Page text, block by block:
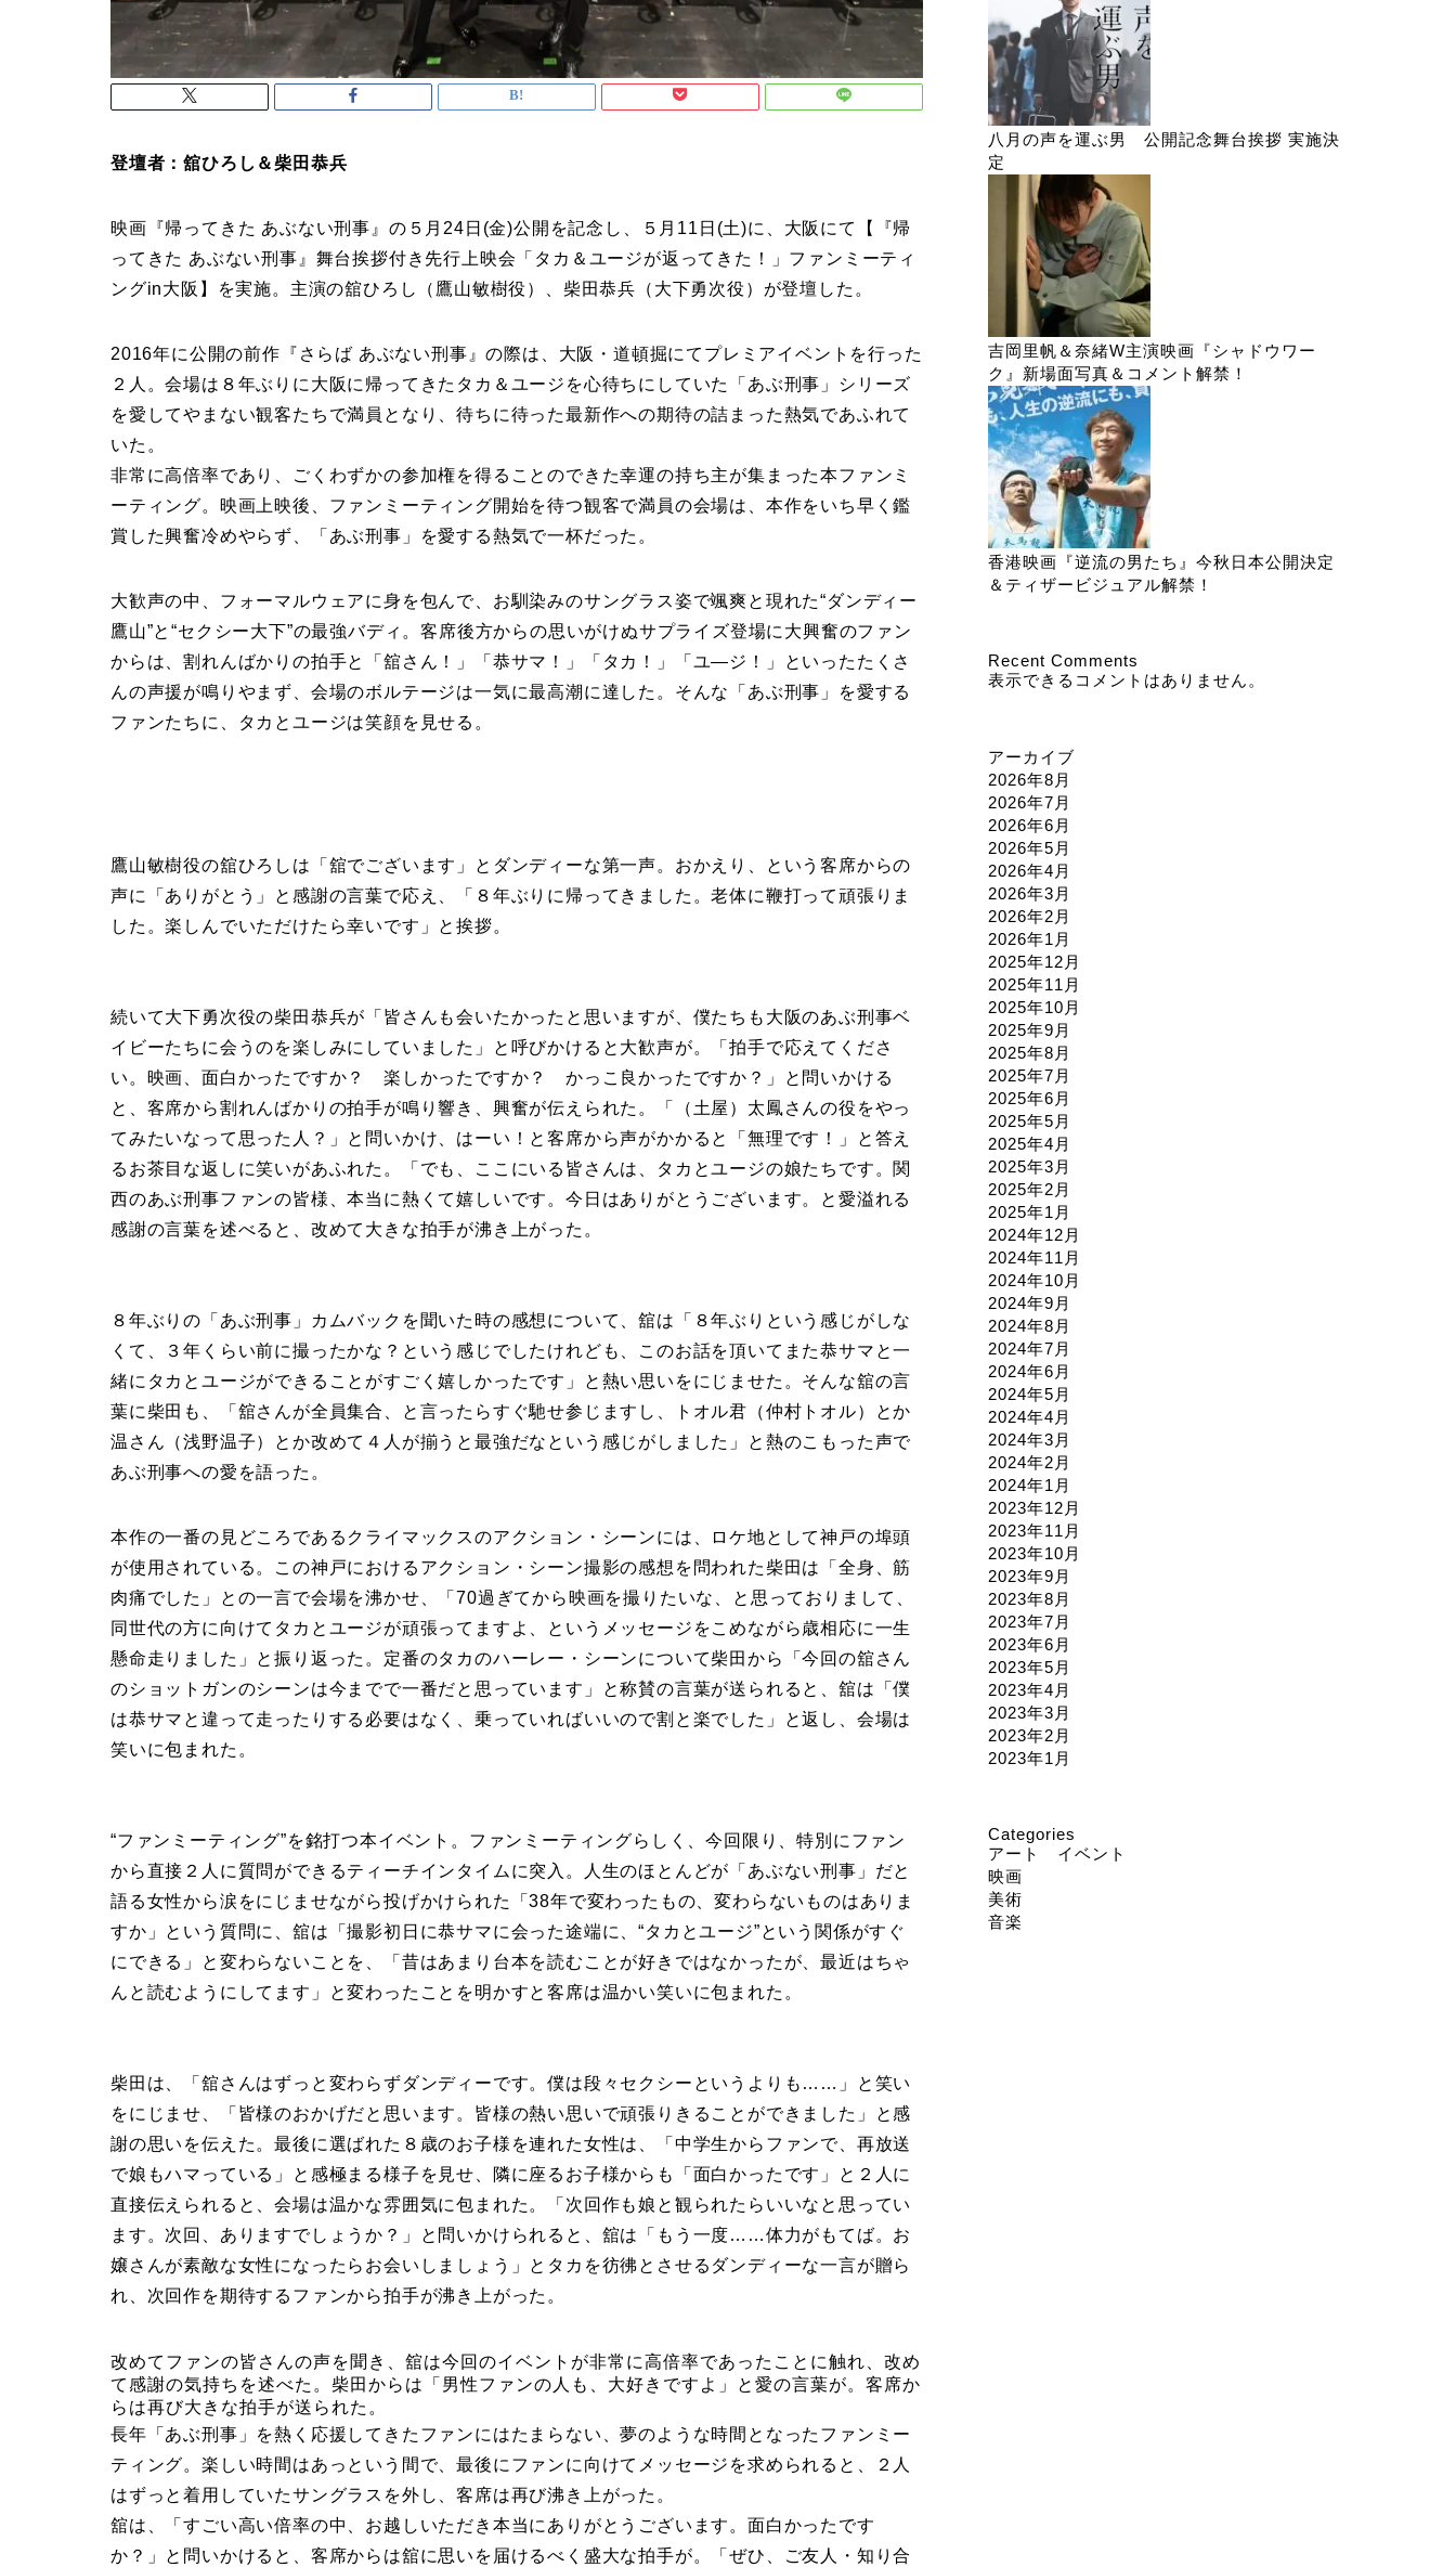
登壇者：舘ひろし＆柴田恭兵
映画『帰ってきた あぶない刑事』の５月24日(金)公開を記念し、５月11日(土)に、大阪にて【『帰
ってきた あぶない刑事』舞台挨拶付き先行上映会「タカ＆ユージが返ってきた！」ファンミーティ
ングin大阪】を実施。主演の舘ひろし（鷹山敏樹役）、柴田恭兵（大下勇次役）が登壇した。
2016年に公開の前作『さらば あぶない刑事』の際は、大阪・道頓掘にてプレミアイベントを行った
２人。会場は８年ぶりに大阪に帰ってきたタカ＆ユージを心待ちにしていた「あぶ刑事」シリーズ
を愛してやまない観客たちで満員となり、待ちに待った最新作への期待の詰まった熱気であふれて
いた。
非常に高倍率であり、ごくわずかの参加権を得ることのできた幸運の持ち主が集まった本ファンミ
ーティング。映画上映後、ファンミーティング開始を待つ観客で満員の会場は、本作をいち早く鑑
賞した興奮冷めやらず、「あぶ刑事」を愛する熱気で一杯だった。
大歓声の中、フォーマルウェアに身を包んで、お馴染みのサングラス姿で颯爽と現れた“ダンディー
鷹山”と“セクシー大下”の最強バディ。客席後方からの思いがけぬサプライズ登場に大興奮のファン
からは、割れんばかりの拍手と「舘さん！」「恭サマ！」「タカ！」「ユ―ジ！」といったたくさ
んの声援が鳴りやまず、会場のボルテージは一気に最高潮に達した。そんな「あぶ刑事」を愛する
ファンたちに、タカとユージは笑顔を見せる。
鷹山敏樹役の舘ひろしは「舘でございます」とダンディーな第一声。おかえり、という客席からの
声に「ありがとう」と感謝の言葉で応え、「８年ぶりに帰ってきました。老体に鞭打って頑張りま
した。楽しんでいただけたら幸いです」と挨拶。
続いて大下勇次役の柴田恭兵が「皆さんも会いたかったと思いますが、僕たちも大阪のあぶ刑事ベ
イビーたちに会うのを楽しみにしていました」と呼びかけると大歓声が。「拍手で応えてくださ
い。映画、面白かったですか？ 楽しかったですか？ かっこ良かったですか？」と問いかける
と、客席から割れんばかりの拍手が鳴り響き、興奮が伝えられた。「（土屋）太鳳さんの役をやっ
てみたいなって思った人？」と問いかけ、はーい！と客席から声がかかると「無理です！」と答え
るお茶目な返しに笑いがあふれた。「でも、ここにいる皆さんは、タカとユージの娘たちです。関
西のあぶ刑事ファンの皆様、本当に熱くて嬉しいです。今日はありがとうございます。と愛溢れる
感謝の言葉を述べると、改めて大きな拍手が沸き上がった。
８年ぶりの「あぶ刑事」カムバックを聞いた時の感想について、舘は「８年ぶりという感じがしな
くて、３年くらい前に撮ったかな？という感じでしたけれども、このお話を頂いてまた恭サマと一
緒にタカとユージができることがすごく嬉しかったです」と熱い思いをにじませた。そんな舘の言
葉に柴田も、「舘さんが全員集合、と言ったらすぐ馳せ参じますし、トオル君（仲村トオル）とか
温さん（浅野温子）とか改めて４人が揃うと最強だなという感じがしました」と熱のこもった声で
あぶ刑事への愛を語った。
本作の一番の見どころであるクライマックスのアクション・シーンには、ロケ地として神戸の埠頭
が使用されている。この神戸におけるアクション・シーン撮影の感想を問われた柴田は「全身、筋
肉痛でした」との一言で会場を沸かせ、「70過ぎてから映画を撮りたいな、と思っておりまして、
同世代の方に向けてタカとユージが頑張ってますよ、というメッセージをこめながら歳相応に一生
懸命走りました」と振り返った。定番のタカのハーレー・シーンについて柴田から「今回の舘さん
のショットガンのシーンは今までで一番だと思っています」と称賛の言葉が送られると、舘は「僕
は恭サマと違って走ったりする必要はなく、乗っていればいいので割と楽でした」と返し、会場は
笑いに包まれた。
“ファンミーティング”を銘打つ本イベント。ファンミーティングらしく、今回限り、特別にファン
から直接２人に質問ができるティーチインタイムに突入。人生のほとんどが「あぶない刑事」だと
語る女性から涙をにじませながら投げかけられた「38年で変わったもの、変わらないものはありま
すか」という質問に、舘は「撮影初日に恭サマに会った途端に、“タカとユージ”という関係がすぐ
にできる」と変わらないことを、「昔はあまり台本を読むことが好きではなかったが、最近はちゃ
んと読むようにしてます」と変わったことを明かすと客席は温かい笑いに包まれた。
柴田は、「舘さんはずっと変わらずダンディーです。僕は段々セクシーというよりも……」と笑い
をにじませ、「皆様のおかげだと思います。皆様の熱い思いで頑張りきることができました」と感
謝の思いを伝えた。最後に選ばれた８歳のお子様を連れた女性は、「中学生からファンで、再放送
で娘もハマっている」と感極まる様子を見せ、隣に座るお子様からも「面白かったです」と２人に
直接伝えられると、会場は温かな雰囲気に包まれた。「次回作も娘と観られたらいいなと思ってい
ます。次回、ありますでしょうか？」と問いかけられると、舘は「もう一度……体力がもてば。お
嬢さんが素敵な女性になったらお会いしましょう」とタカを彷彿とさせるダンディーな一言が贈ら
れ、次回作を期待するファンから拍手が沸き上がった。
改めてファンの皆さんの声を聞き、舘は今回のイベントが非常に高倍率であったことに触れ、改め
て感謝の気持ちを述べた。柴田からは「男性ファンの人も、大好きですよ」と愛の言葉が。客席か
らは再び大きな拍手が送られた。
長年「あぶ刑事」を熱く応援してきたファンにはたまらない、夢のような時間となったファンミー
ティング。楽しい時間はあっという間で、最後にファンに向けてメッセージを求められると、２人
はずっと着用していたサングラスを外し、客席は再び沸き上がった。
舘は、「すごい高い倍率の中、お越しいただき本当にありがとうございます。面白かったです
か？」と問いかけると、客席からは舘に思いを届けるべく盛大な拍手が。「ぜひ、ご友人・知り合
八月の声を運ぶ男 公開記念舞台挨拶 実施決
定
吉岡里帆＆奈緒W主演映画『シャドウワー
ク』新場面写真＆コメント解禁！
香港映画『逆流の男たち』今秋日本公開決定
＆ティザービジュアル解禁！
Recent Comments
表示できるコメントはありません。
アーカイブ
2026年8月
2026年7月
2026年6月
2026年5月
2026年4月
2026年3月
2026年2月
2026年1月
2025年12月
2025年11月
2025年10月
2025年9月
2025年8月
2025年7月
2025年6月
2025年5月
2025年4月
2025年3月
2025年2月
2025年1月
2024年12月
2024年11月
2024年10月
2024年9月
2024年8月
2024年7月
2024年6月
2024年5月
2024年4月
2024年3月
2024年2月
2024年1月
2023年12月
2023年11月
2023年10月
2023年9月
2023年8月
2023年7月
2023年6月
2023年5月
2023年4月
2023年3月
2023年2月
2023年1月
Categories
アート イベント
映画
美術
音楽